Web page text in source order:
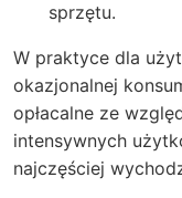
sprzętu.
W praktyce dla
okazjonalnej
opłacalne ze
intensywnych
najczęściej